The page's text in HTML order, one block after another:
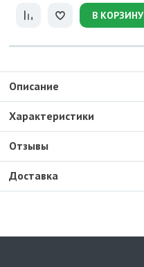
В КОРЗИНУ
Доставка
Описание
Характеристики
Отзывы